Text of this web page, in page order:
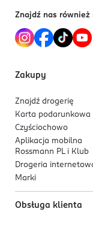
Kosmetyk
Produkt
Niacynamid
sebum,
wspiera
barierę
ogólnego
wspiera
Znajdź nas również
Zakupy
Znajdź drogerię
Karta podarunkowa
Czyściochowo
Aplikacja mobilna
Rossmann PL i Klub
Drogeria
Marki
Obsługa klienta